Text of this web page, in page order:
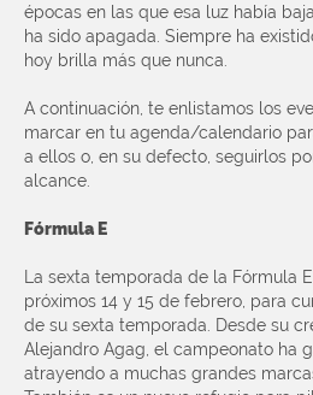
épocas en las que esa luz había
ha sido apagada. Siempre ha
hoy brilla más que nunca.
A continuación, te enlistamos los
marcar en tu agenda/calendario
a ellos o, en su defecto, seguirlos
alcance.
Fórmula E
La sexta temporada de la Fórmula
próximos 14 y 15 de febrero, para
de su sexta temporada. Desde su
Alejandro Agag, el campeonato ha
atrayendo a muchas grandes